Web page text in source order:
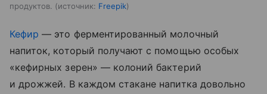
продуктов.
источник: Freepik
Кефир — это ферментированный молочный
напиток, который получают с помощью особых
«кефирных зерен» — колоний бактерий
и дрожжей. В каждом стакане напитка довольно